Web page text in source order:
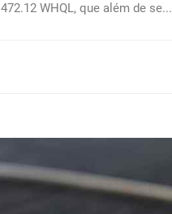
472.12 WHQL, que além de se...